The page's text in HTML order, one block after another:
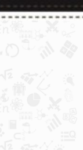
КДР, ВОШ,